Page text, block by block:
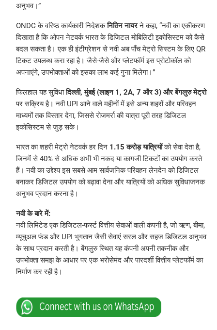
अनुभव।”
ONDC के वरिष्ठ कार्यकारी निदेशकनितिन नायरने कहा, “नवी का एकीकरण
दिखाता है कि ओपन नेटवर्क भारत के डिजिटल मोबिलिटी इकोसिस्टम को कैसे
बदल सकता है। एक ही इंटीग्रेशन से नवी अब पाँच मेट्रो सिस्टम के लिए QR
टिकट उपलब्ध करा रहा है। जैसे-जैसे और प्लेटफॉर्म इस प्रोटोकॉल को
अपनाएंगे, उपभोक्ताओं को इसका लाभ कई गुना मिलेगा।”
फिलहाल यह सुविधादिल्ली, मुंबई (लाइन 1, 2A, 7 और 3) और बेंगलुरु मेट्रो
पर सक्रिय है। नवी UPI आने वाले महीनों में इसे अन्य शहरों और परिवहन
माध्यमों तक विस्तार देगा, जिससे रोजमर्रा की यात्रा पूरी तरह डिजिटल
इकोसिस्टम से जुड़ सके।
भारत का शहरी मेट्रो नेटवर्क हर दिन 1.15 करोड़ यात्रियोंको सेवा देता है,
जिनमें से 40% से अधिक अभी भी नकद या कागजी टिकटों का उपयोग करते
हैं। नवी का उद्देश्य इस सबसे आम सार्वजनिक परिवहन लेनदेन को डिजिटल
बनाकर डिजिटल उपयोग को बढ़ावा देना और यात्रियों को अधिक सुविधाजनक
अनुभव प्रदान करना है।
नवी के बारे में:
नवी लिमिटेड एक डिजिटल-फर्स्ट वित्तीय सेवाओं वाली कंपनी है, जो ऋण, बीमा,
म्यूचुअल फंड और UPI भुगतान जैसी सेवाएं सरल और सहज डिजिटल अनुभव
के साथ प्रदान करती है। बेंगलुरु स्थित यह कंपनी अपनी तकनीक और
उपभोक्ता समझ के आधार पर एक भरोसेमंद और पारदर्शी वित्तीय प्लेटफॉर्म का
निर्माण कर रही है।